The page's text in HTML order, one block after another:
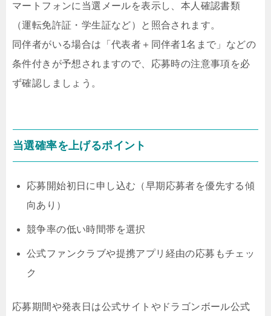
マートフォンに当選メールを表示し、本人確認書類
（運転免許証・学生証など）と照合されます。
同伴者がいる場合は「代表者＋同伴者1名まで」などの
条件付きが予想されますので、応募時の注意事項を必
ず確認しましょう。
当選確率を上げるポイント
応募開始初日に申し込む（早期応募者を優先する傾
向あり）
競争率の低い時間帯を選択
公式ファンクラブや提携アプリ経由の応募もチェッ
ク
応募期間や発表日は公式サイトやドラゴンボール公式